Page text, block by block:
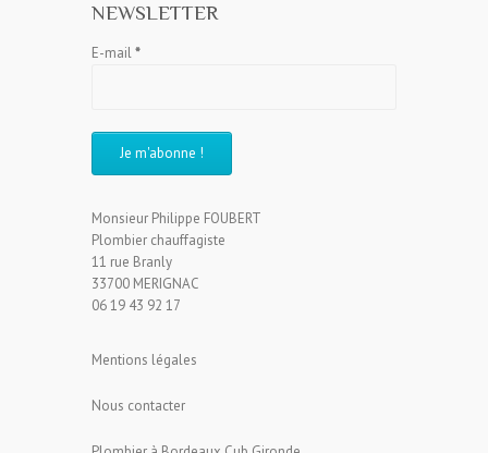
NEWSLETTER
E-mail*
Monsieur Philippe FOUBERT
Plombier chauffagiste
11 rue Branly
33700 MERIGNAC
06 19 43 92 17
Mentions légales
Nous contacter